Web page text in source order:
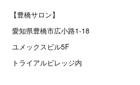
【豊橋サロン】
愛知県豊橋市広小路1-18
ユメックスビル5F
トライアルビレッジ内